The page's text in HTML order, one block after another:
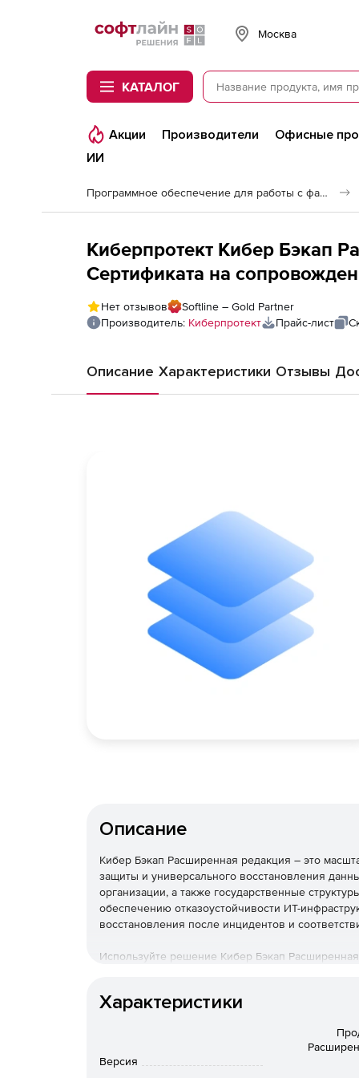
Softline
Москва
КАТАЛОГ
Акции Производители Офисные
ИИ
Программное обеспечение для работы с файлами и дисками
Киберпротект Кибер Бэкап
Сертификата на
редакция для
образовательных
Нет отзывов
Softline – Gold Partner
Производитель: Киберпротект Прайс-лист
Описание Характеристики Отзывы
Описание
Кибер Бэкап Расширенная редакция – это
защиты и универсального восстановления
организации, а также государственные
обеспечению отказоустойчивости ИТ-
восстановления после инцидентов и
Используйте решение Кибер Бэкап
Программное обеспечение
поставляется!
Характеристики
Версия